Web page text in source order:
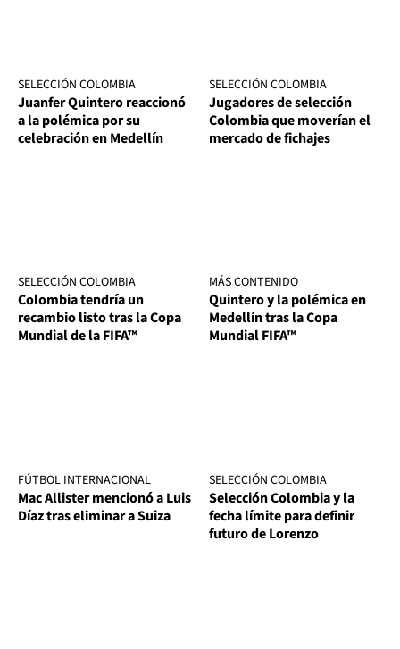
SELECCIÓN COLOMBIA
Juanfer Quintero reaccionó
a la polémica por su
celebración en Medellín
SELECCIÓN COLOMBIA
Jugadores de selección
Colombia que moverían el
mercado de fichajes
SELECCIÓN COLOMBIA
Colombia tendría un
recambio listo tras la Copa
Mundial de la FIFA™
MÁS CONTENIDO
Quintero y la polémica en
Medellín tras la Copa
Mundial FIFA™
FÚTBOL INTERNACIONAL
Mac Allister mencionó a Luis
Díaz tras eliminar a Suiza
SELECCIÓN COLOMBIA
Selección Colombia y la
fecha límite para definir
futuro de Lorenzo